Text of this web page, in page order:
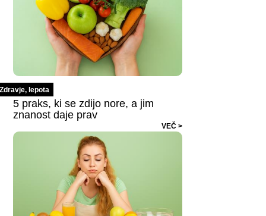
Zdravje, lepota
5 praks, ki se zdijo nore, a jim
znanost daje prav
VEČ >